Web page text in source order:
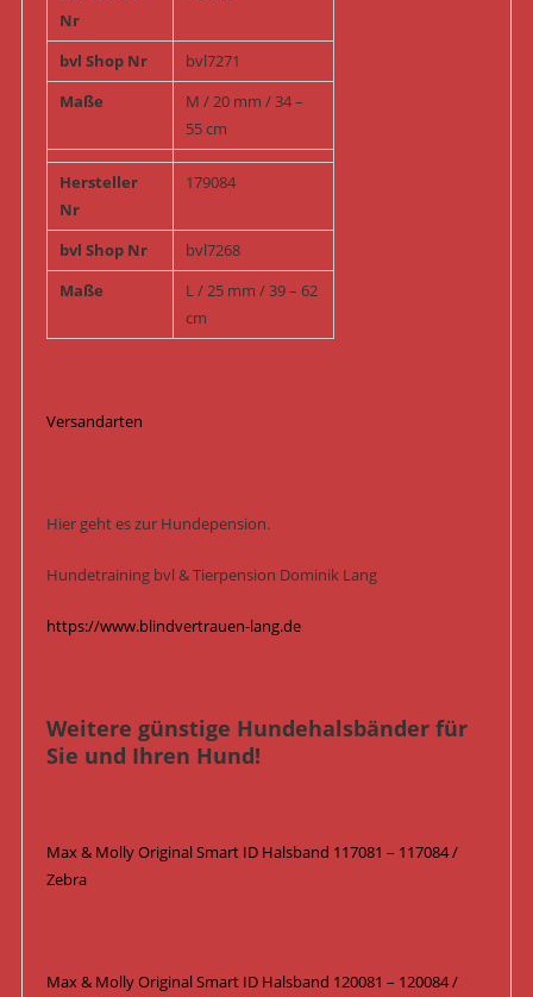
Nr
bvl Shop Nr
bvl7271
Maße
M / 20 mm / 34 –
55 cm
Hersteller
Nr
179084
bvl Shop Nr
bvl7268
Maße
L / 25 mm / 39 – 62
cm
Versandarten
Hier geht es zur Hundepension.
Hundetraining bvl & Tierpension Dominik Lang
https://www.blindvertrauen-lang.de
Weitere günstige Hundehalsbänder für
Sie und Ihren Hund!
Max & Molly Original Smart ID Halsband 117081 – 117084 /
Zebra
Max & Molly Original Smart ID Halsband 120081 – 120084 /